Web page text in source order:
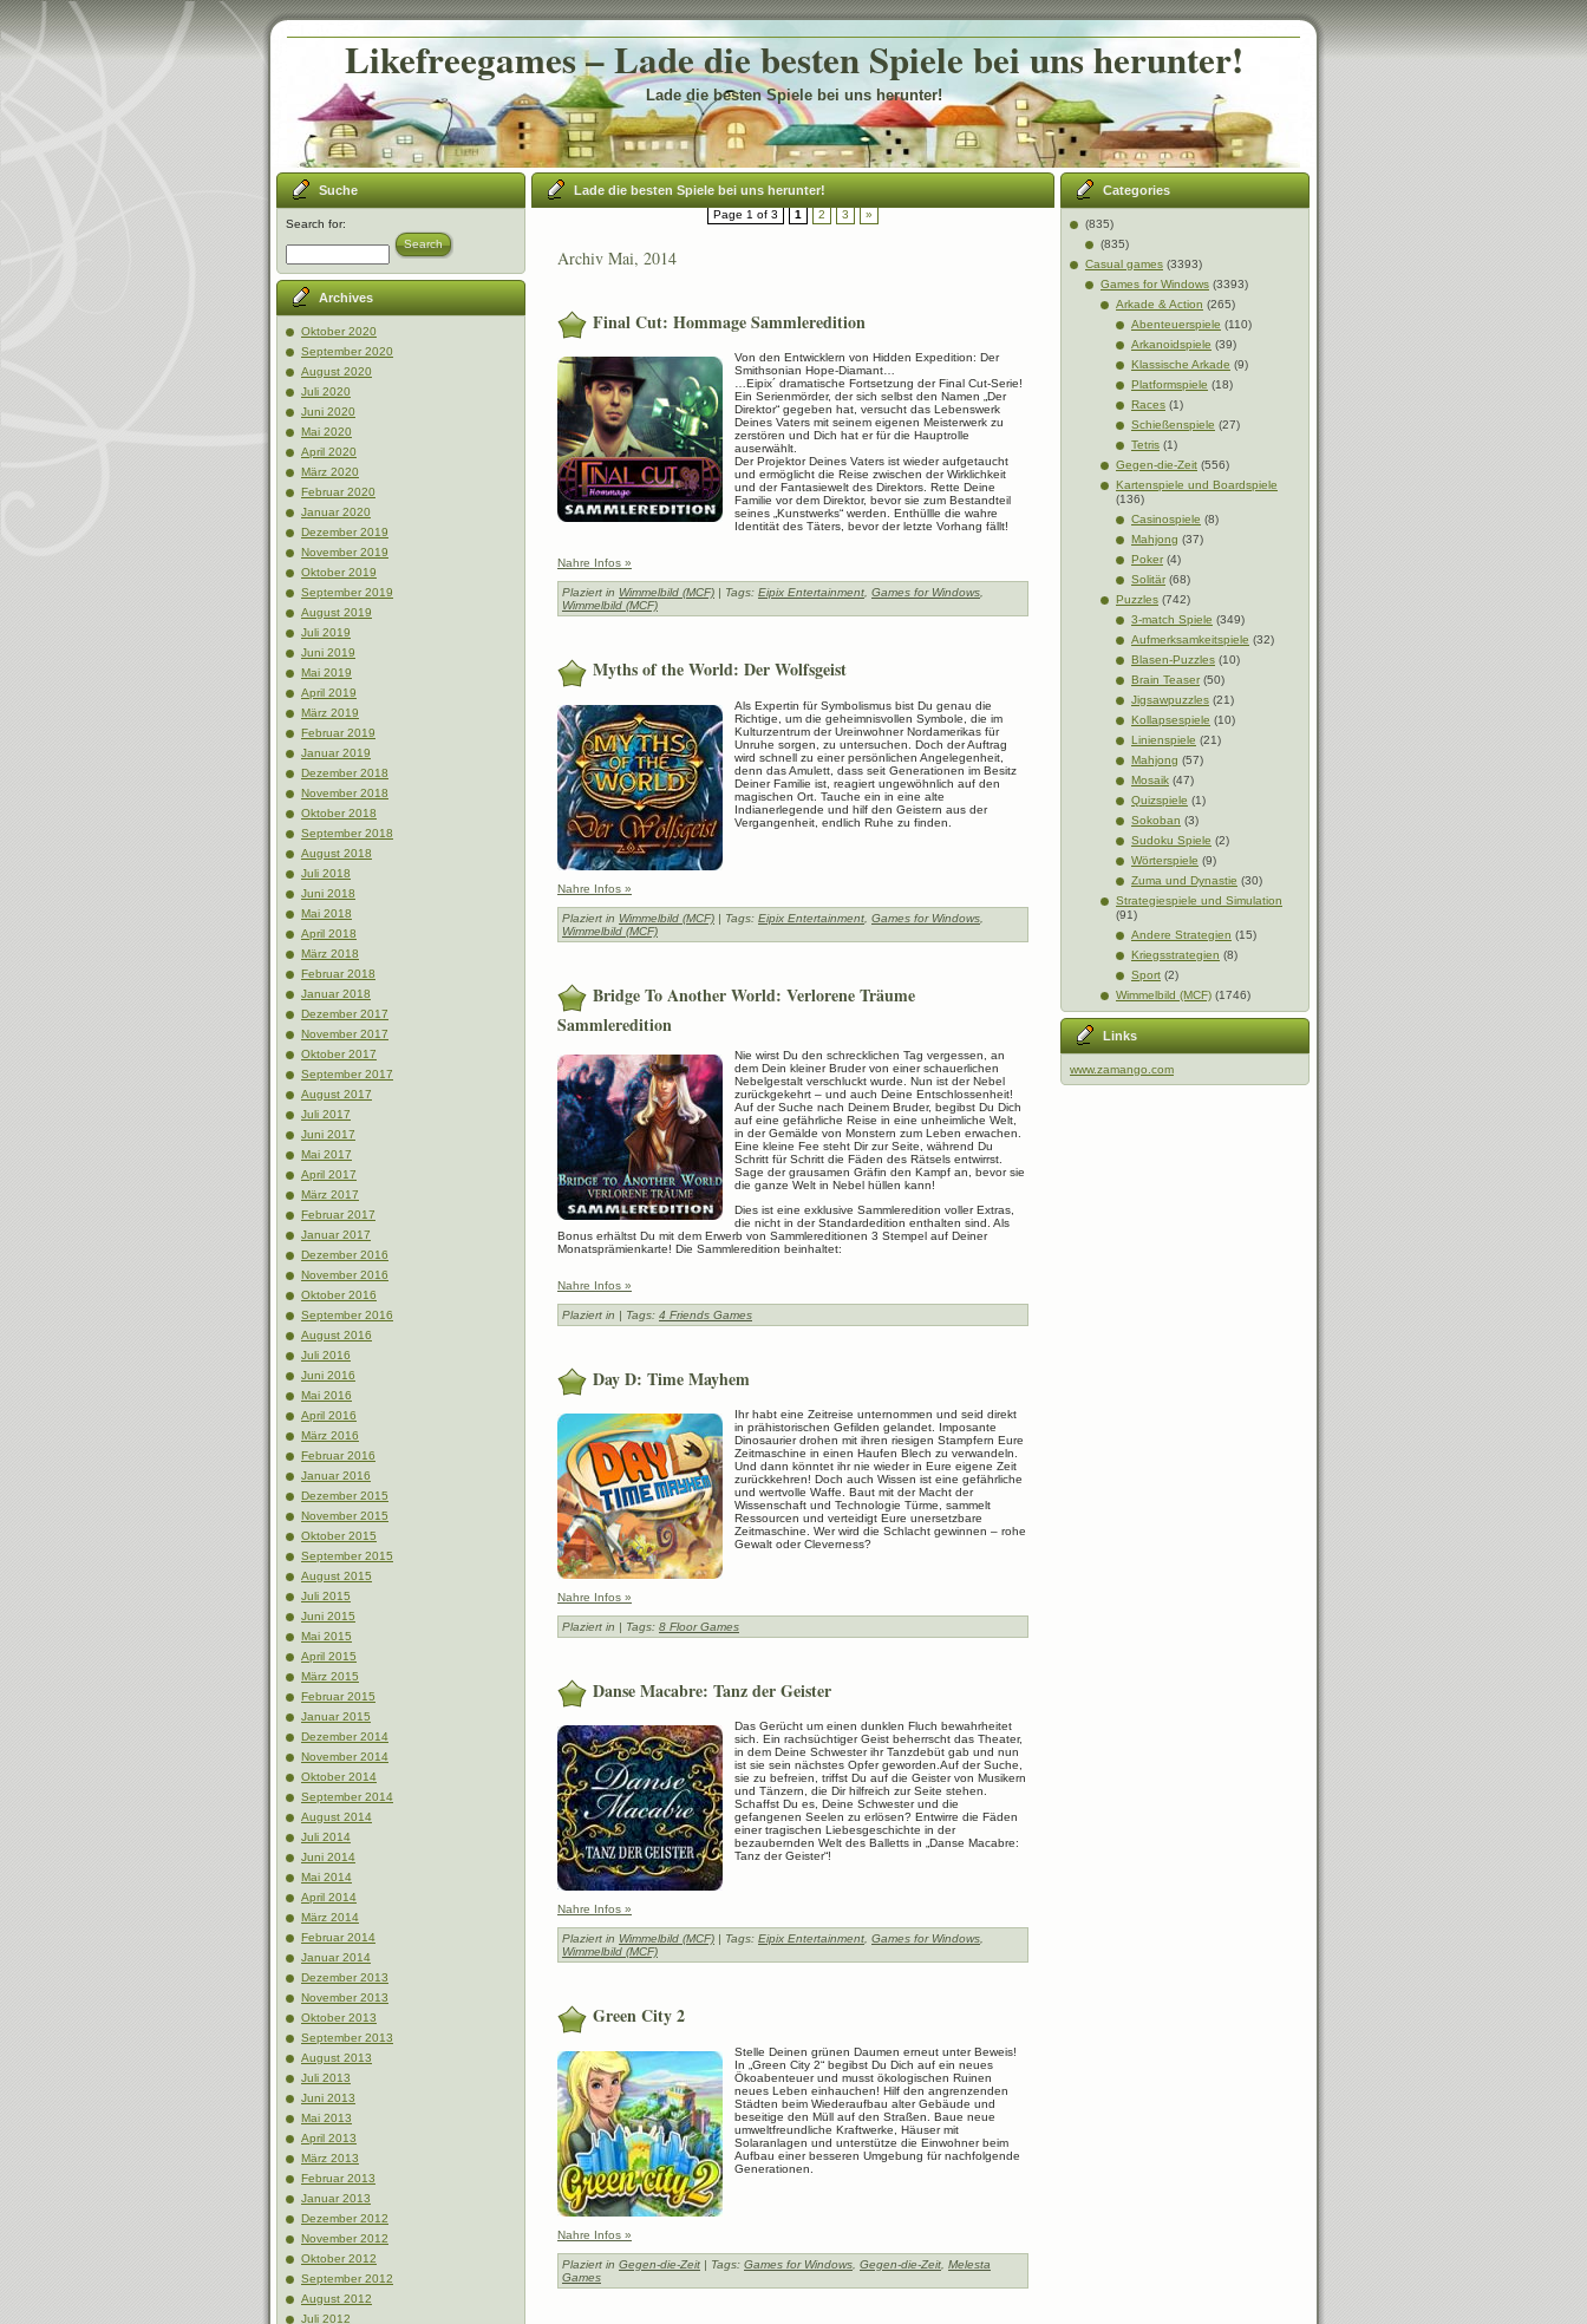
Likefreegames – Lade die besten Spiele bei uns herunter!
Lade die besten Spiele bei uns herunter!
Suche
Search for:
Search
Archives
Oktober 2020
September 2020
August 2020
Juli 2020
Juni 2020
Mai 2020
April 2020
März 2020
Februar 2020
Januar 2020
Dezember 2019
November 2019
Oktober 2019
September 2019
August 2019
Juli 2019
Juni 2019
Mai 2019
April 2019
März 2019
Februar 2019
Januar 2019
Dezember 2018
November 2018
Oktober 2018
September 2018
August 2018
Juli 2018
Juni 2018
Mai 2018
April 2018
März 2018
Februar 2018
Januar 2018
Dezember 2017
November 2017
Oktober 2017
September 2017
August 2017
Juli 2017
Juni 2017
Mai 2017
April 2017
März 2017
Februar 2017
Januar 2017
Dezember 2016
November 2016
Oktober 2016
September 2016
August 2016
Juli 2016
Juni 2016
Mai 2016
April 2016
März 2016
Februar 2016
Januar 2016
Dezember 2015
November 2015
Oktober 2015
September 2015
August 2015
Juli 2015
Juni 2015
Mai 2015
April 2015
März 2015
Februar 2015
Januar 2015
Dezember 2014
November 2014
Oktober 2014
September 2014
August 2014
Juli 2014
Juni 2014
Mai 2014
April 2014
März 2014
Februar 2014
Januar 2014
Dezember 2013
November 2013
Oktober 2013
September 2013
August 2013
Juli 2013
Juni 2013
Mai 2013
April 2013
März 2013
Februar 2013
Januar 2013
Dezember 2012
November 2012
Oktober 2012
September 2012
August 2012
Juli 2012
Lade die besten Spiele bei uns herunter!
Page 1 of 3 1 2 3 »
Archiv Mai, 2014
Final Cut: Hommage Sammleredition
Von den Entwicklern von Hidden Expedition: Der
Smithsonian Hope-Diamant…
…Eipix´ dramatische Fortsetzung der Final Cut-Serie!
Ein Serienmörder, der sich selbst den Namen „Der
Direktor“ gegeben hat, versucht das Lebenswerk
Deines Vaters mit seinem eigenen Meisterwerk zu
zerstören und Dich hat er für die Hauptrolle
auserwählt.
Der Projektor Deines Vaters ist wieder aufgetaucht
und ermöglicht die Reise zwischen der Wirklichkeit
und der Fantasiewelt des Direktors. Rette Deine
Familie vor dem Direktor, bevor sie zum Bestandteil
seines „Kunstwerks“ werden. Enthüllle die wahre
Identität des Täters, bevor der letzte Vorhang fällt!
Nahre Infos »
Plaziert in Wimmelbild (MCF) | Tags: Eipix Entertainment, Games for Windows,
Wimmelbild (MCF)
Myths of the World: Der Wolfsgeist
Als Expertin für Symbolismus bist Du genau die
Richtige, um die geheimnisvollen Symbole, die im
Kulturzentrum der Ureinwohner Nordamerikas für
Unruhe sorgen, zu untersuchen. Doch der Auftrag
wird schnell zu einer persönlichen Angelegenheit,
denn das Amulett, dass seit Generationen im Besitz
Deiner Familie ist, reagiert ungewöhnlich auf den
magischen Ort. Tauche ein in eine alte
Indianerlegende und hilf den Geistern aus der
Vergangenheit, endlich Ruhe zu finden.
Nahre Infos »
Plaziert in Wimmelbild (MCF) | Tags: Eipix Entertainment Games for Windows
Wimmelbild (MCF)
Bridge To Another World: Verlorene Träume
Sammleredition
Nie wirst Du den schrecklichen Tag vergessen, an
dem Dein kleiner Bruder von einer schauerlichen
Nebelgestalt verschluckt wurde. Nun ist der Nebel
zurückgekehrt – und auch Deine Entschlossenheit!
Auf der Suche nach Deinem Bruder, begibst Du Dich
auf eine gefährliche Reise in eine unheimliche Welt,
in der Gemälde von Monstern zum Leben erwachen.
Eine kleine Fee steht Dir zur Seite, während Du
Schritt für Schritt die Fäden des Rätsels entwirrst.
Sage der grausamen Gräfin den Kampf an, bevor sie
die ganze Welt in Nebel hüllen kann!
Dies ist eine exklusive Sammleredition voller Extras,
die nicht in der Standardedition enthalten sind. Als
Bonus erhältst Du mit dem Erwerb von Sammlereditionen 3 Stempel auf Deiner
Monatsprämienkarte! Die Sammleredition beinhaltet:
Nahre Infos »
Plaziert in | Tags: 4 Friends Games
Day D: Time Mayhem
Ihr habt eine Zeitreise unternommen und seid direkt
in prähistorischen Gefilden gelandet. Imposante
Dinosaurier drohen mit ihren riesigen Stampfern Eure
Zeitmaschine in einen Haufen Blech zu verwandeln.
Und dann könntet ihr nie wieder in Eure eigene Zeit
zurückkehren! Doch auch Wissen ist eine gefährliche
und wertvolle Waffe. Baut mit der Macht der
Wissenschaft und Technologie Türme, sammelt
Ressourcen und verteidigt Eure unersetzbare
Zeitmaschine. Wer wird die Schlacht gewinnen – rohe
Gewalt oder Cleverness?
Nahre Infos »
Plaziert in | Tags: 8 Floor Games
Danse Macabre: Tanz der Geister
Das Gerücht um einen dunklen Fluch bewahrheitet
sich. Ein rachsüchtiger Geist beherrscht das Theater,
in dem Deine Schwester ihr Tanzdebüt gab und nun
ist sie sein nächstes Opfer geworden.Auf der Suche,
sie zu befreien, triffst Du auf die Geister von Musikern
und Tänzern, die Dir hilfreich zur Seite stehen.
Schaffst Du es, Deine Schwester und die
gefangenen Seelen zu erlösen? Entwirre die Fäden
einer tragischen Liebesgeschichte in der
bezaubernden Welt des Balletts in „Danse Macabre:
Tanz der Geister“!
Nahre Infos »
Plaziert in Wimmelbild (MCF) | Tags: Eipix Entertainment, Games for Windows,
Wimmelbild (MCF)
Green City 2
Stelle Deinen grünen Daumen erneut unter Beweis!
In „Green City 2“ begibst Du Dich auf ein neues
Ökoabenteuer und musst ökologischen Ruinen
neues Leben einhauchen! Hilf den angrenzenden
Städten beim Wiederaufbau alter Gebäude und
beseitige den Müll auf den Straßen. Baue neue
umweltfreundliche Kraftwerke, Häuser mit
Solaranlagen und unterstütze die Einwohner beim
Aufbau einer besseren Umgebung für nachfolgende
Generationen.
Nahre Infos »
Plaziert in Gegen-die-Zeit | Tags: Games for Windows Gegen-die-Zeit Melesta
Games
Categories
(835)
(835)
Casual games (3393)
Games for Windows (3393)
Arkade & Action (265)
Abenteuerspiele (110)
Arkanoidspiele (39)
Klassische Arkade (9)
Platformspiele (18)
Races (1)
Schießenspiele (27)
Tetris (1)
Gegen-die-Zeit (556)
Kartenspiele und Boardspiele
(136)
Casinospiele (8)
Mahjong (37)
Poker(4)
Solitär(68)
Puzzles (742)
3-match Spiele (349)
Aufmerksamkeitspiele (32)
Blasen-Puzzles (10)
Brain Teaser(50)
Jigsawpuzzles (21)
Kollapsespiele (10)
Linienspiele (21)
Mahjong (57)
Mosaik (47)
Quizspiele (1)
Sokoban (3)
Sudoku Spiele (2)
Wörterspiele (9)
Zuma und Dynastie (30)
Strategiespiele und Simulation
(91)
Andere Strategien (15)
Kriegsstrategien (8)
Sport (2)
Wimmelbild (MCF) (1746)
Links
www.zamango.com